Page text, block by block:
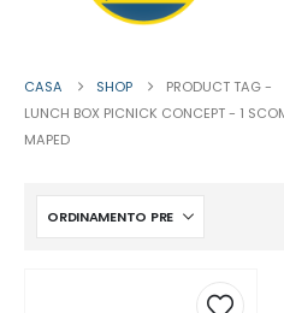
CASA SHOP
PRODUCT TAG -
LUNCH BOX PICNICK CONCEPT - 1
MAPED